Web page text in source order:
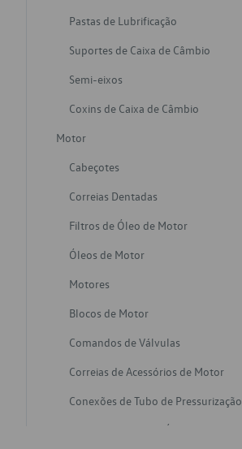
Pastas de Lubrificação
Suportes de Caixa de Câmbio
Semi-eixos
Coxins de Caixa de Câmbio
Motor
Cabeçotes
Correias Dentadas
Filtros de Óleo de Motor
Óleos de Motor
Motores
Blocos de Motor
Comandos de Válvulas
Correias de Acessórios de Motor
Conexões de Tubo de Pressurização
Varetas de Nivel de Óleo